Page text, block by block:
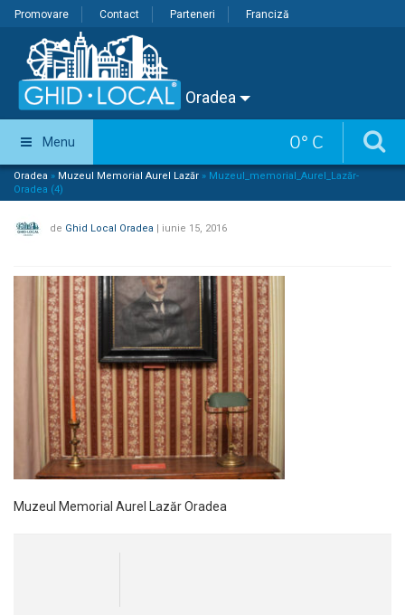
Promovare Contact Parteneri Franciză
Oradea
0° C
Menu
Oradea » Muzeul Memorial Aurel Lazăr » Muzeul_memorial_Aurel_Lazăr-
Oradea (4)
de Ghid Local Oradea | iunie 15, 2016
Muzeul Memorial Aurel Lazăr Oradea